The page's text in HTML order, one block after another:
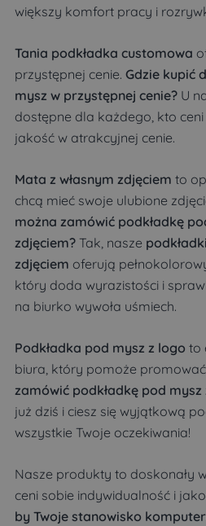
większy komfort pracy i
Tania podkładka customowa
przystępnej cenie. Gdzie kupić
mysz w przystępnej cenie? U
dostępne dla każdego, kto
jakość w atrakcyjnej cenie.
Mata z własnym zdjęciem to
chcą mieć swoje ulubione
można zamówić podkładkę
zdjęciem? Tak, nasze
zdjęciem oferują
który doda wyrazistości i
na biurko wywoła uśmiech.
Podkładka pod mysz z logo to
biura, który pomoże
zamówić podkładkę pod
już dziś i ciesz się wyjątkową
wszystkie Twoje oczekiwania!
Nasze produkty to doskonały
ceni sobie indywidualność i
by Twoje stanowisko